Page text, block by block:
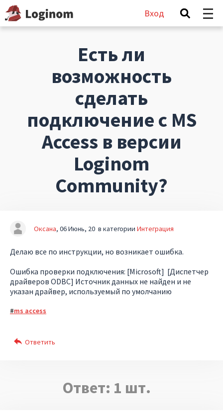
Вход
Есть ли
возможность
сделать
подключение c MS
Access в версии
Loginom
Community?
Оксана 06 Июнь, 20 в категории Интеграция
Делаю все по инструкции, но возникает ошибка.
Ошибка проверки подключения: [Microsoft] [Диспетчер
драйверов ODBC] Источник данных не найден и не
указан драйвер, используемый по умолчанию
ms access
Ответ: 1 шт.